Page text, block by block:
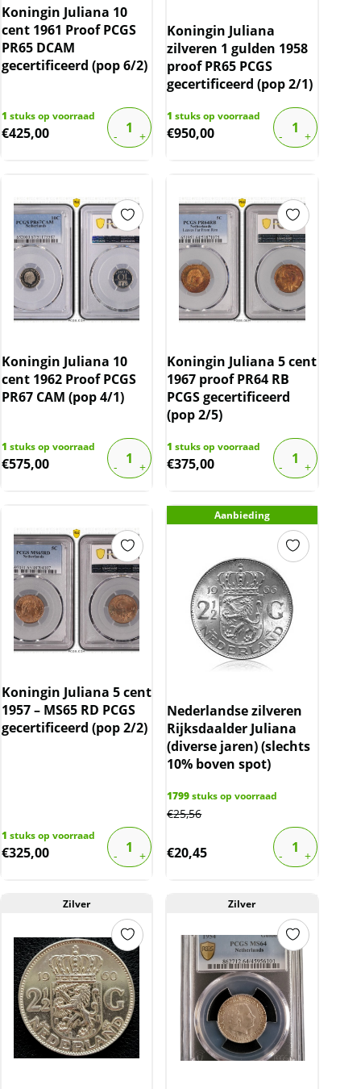
Koningin Juliana 10
cent 1961 Proof PCGS
PR65 DCAM
gecertificeerd (pop 6/2)
1 stuks op voorraad
€425,00
Koningin Juliana
zilveren 1 gulden 1958
proof PR65 PCGS
gecertificeerd (pop 2/1)
1 stuks op voorraad
€950,00
Koningin Juliana 10
cent 1962 Proof PCGS
PR67 CAM (pop 4/1)
1 stuks op voorraad
€575,00
Koningin Juliana 5 cent
1967 proof PR64 RB
PCGS gecertificeerd
(pop 2/5)
1 stuks op voorraad
€375,00
Koningin Juliana 5 cent
1957 – MS65 RD PCGS
gecertificeerd (pop 2/2)
1 stuks op voorraad
€325,00
Aanbieding
Nederlandse zilveren
Rijksdaalder Juliana
(diverse jaren) (slechts
10% boven spot)
1799stuks op voorraad
€25,56
€20,45
Zilver Zilver